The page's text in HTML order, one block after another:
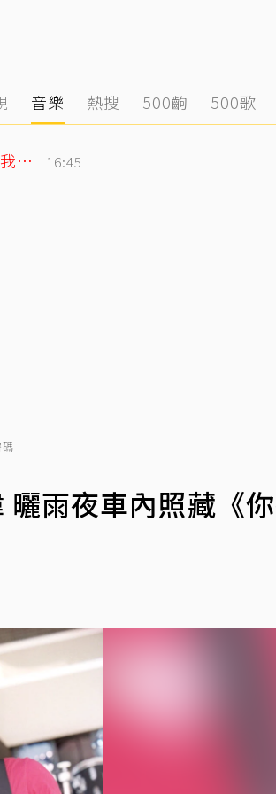
音樂 熱搜 500齣 500歌
SJ始源無預警現身台灣早餐店！親民「碰拳」中文直問：我停車可以嗎？ 16:45
雨夜車內照藏《